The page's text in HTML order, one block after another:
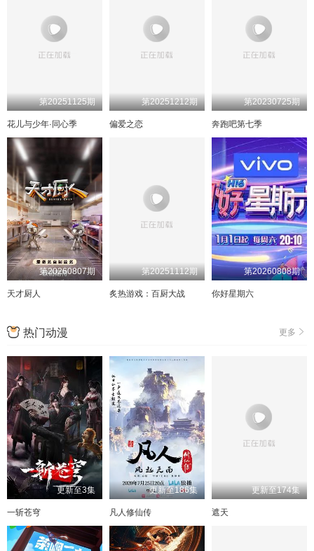
第20251125期
花儿与少年·同心季
第20251212期
偏爱之恋
第20230725期
奔跑吧第七季
第20260807期
天才厨人
第20251112期
炙热游戏：百厨大战
第20260808期
你好星期六
更多
热门动漫
更新至3集
一斩苍穹
更新至186集
凡人修仙传
更新至174集
遮天